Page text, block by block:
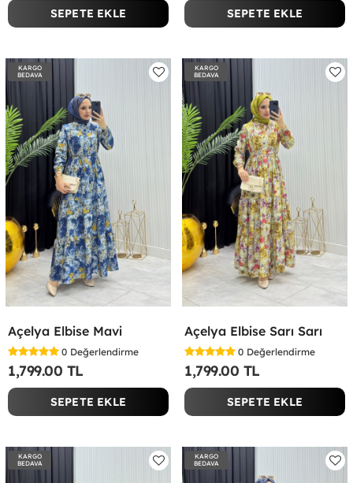
SEPETE EKLE SEPETE EKLE
KARGO
BEDAVA
Açelya Elbise Mavi
0 Değerlendirme
1,799.00 TL
SEPETE EKLE
KARGO
BEDAVA
Açelya Elbise Sarı Sarı
0 Değerlendirme
1,799.00 TL
SEPETE EKLE
KARGO
BEDAVA
KARGO
BEDAVA